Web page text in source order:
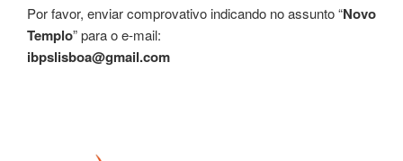
Por favor, enviar comprovativo indicando no assunto “Novo
Templo” para o e-mail:
ibpslisboa@gmail.com